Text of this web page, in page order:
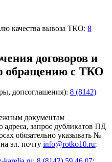
качества вывоза ТКО: 8
договоров и
обращению с ТКО
допсоглашения): 8 (8142)
документам
адреса, запрос дубликатов ПД
обязательно указывать №
эл. почту info@rotko10.ru;